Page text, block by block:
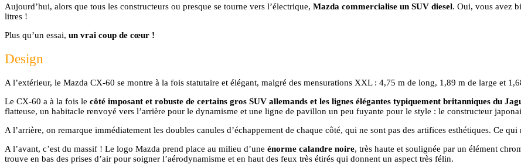
Aujourd’hui, alors que tous les constructeurs ou presque se tourne vers l’électrique, Mazda commercialise un SUV diesel. Oui, vous avez
litres !
Plus qu’un essai, un vrai coup de cœur !
Design
A l’extérieur, le Mazda CX-60 se montre à la fois statutaire et élégant, malgré des mensurations XXL : 4,75 m de long, 1,89 m de large et
Le CX-60 a à la fois le côté imposant et robuste de certains gros SUV allemands et les lignes élégantes typiquement britanniques du
flatteuse, un habitacle renvoyé vers l’arrière pour le dynamisme et une ligne de pavillon un peu fuyante pour le style : le constructeur
A l’arrière, on remarque immédiatement les doubles canules d’échappement de chaque côté, qui ne sont pas des artifices esthétiques. Ce
A l’avant, c’est du massif ! Le logo Mazda prend place au milieu d’une énorme calandre noire, très haute et soulignée par un élément
trouve en bas des prises d’air pour soigner l’aérodynamisme et en haut des feux très étirés qui donnent un aspect très félin.